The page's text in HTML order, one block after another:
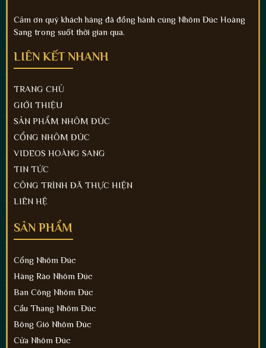
Cảm ơn quý khách hàng đã đồng hành cùng Nhôm Đúc Hoàng
Sang trong suốt thời gian qua.
LIÊN KẾT NHANH
TRANG CHỦ
GIỚI THIỆU
SẢN PHẨM NHÔM ĐÚC
CỔNG NHÔM ĐÚC
VIDEOS HOÀNG SANG
TIN TỨC
CÔNG TRÌNH ĐÃ THỰC HIỆN
LIÊN HỆ
SẢN PHẨM
Cổng Nhôm Đúc
Hàng Rào Nhôm Đúc
Ban Công Nhôm Đúc
Cầu Thang Nhôm Đúc
Bông Gió Nhôm Đúc
Cửa Nhôm Đúc